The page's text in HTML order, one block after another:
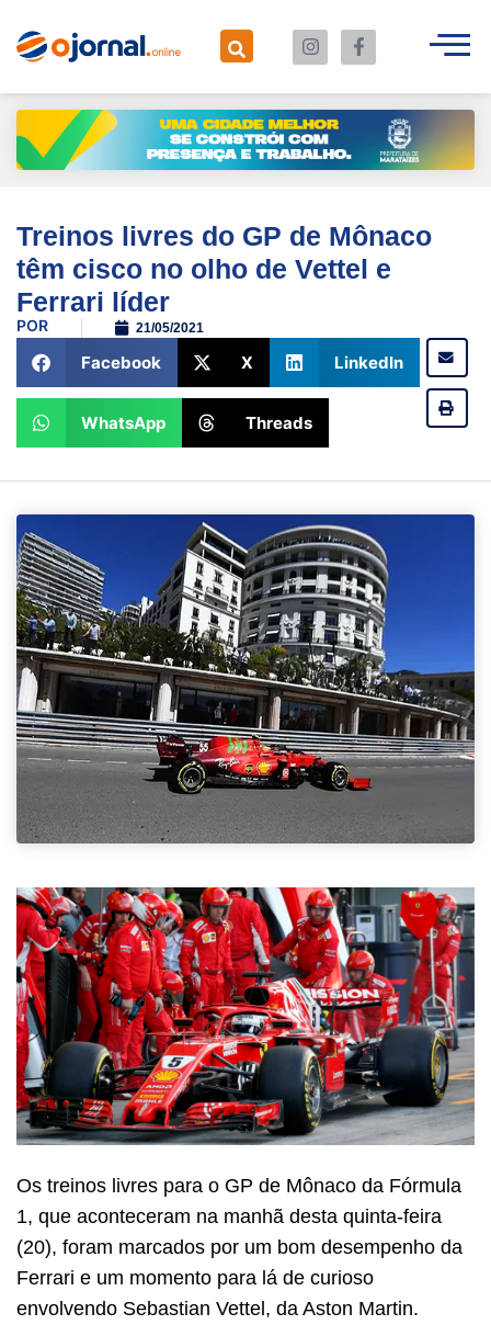
Treinos livres do GP de Mônaco
têm cisco no olho de Vettel e
Ferrari líder
POR 21/05/2021
Facebook X LinkedIn
WhatsApp Threads
Os treinos livres para o GP de Mônaco da Fórmula
1, que aconteceram na manhã desta quinta-feira
(20), foram marcados por um bom desempenho da
Ferrari e um momento para lá de curioso
envolvendo Sebastian Vettel, da Aston Martin.